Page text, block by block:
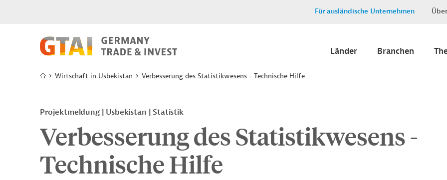
Für ausländische Unternehmen
Länder Branchen
Wirtschaft in Usbekistan Verbesserung des Statistikwesens - Technische Hilfe
Projektmeldung Usbekistan Statistik
Verbesserung des Statistikwesens -
Technische Hilfe